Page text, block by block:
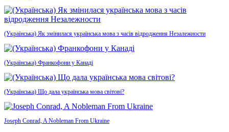
(Українська) Як змінилася українська мова з часів відродження Незалежности
(Українська) Франкофони у Канаді
(Українська) Що дала українська мова світові?
Joseph Conrad, A Nobleman From Ukraine